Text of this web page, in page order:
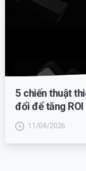
5 chiến thuật
đổi để tăng
11/04/2026